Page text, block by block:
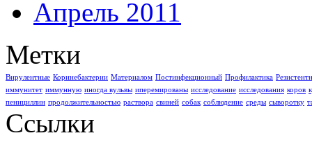
Апрель 2011
Метки
Вирулентные Коринебактерии Материалом Постинфекционный Профилактика
иммунитет иммунную иногда вульвы иперемированы исследование исследования коров
пенициллин продолжительностью раствора свиней собак соблюдение среды сыворотку
Ссылки